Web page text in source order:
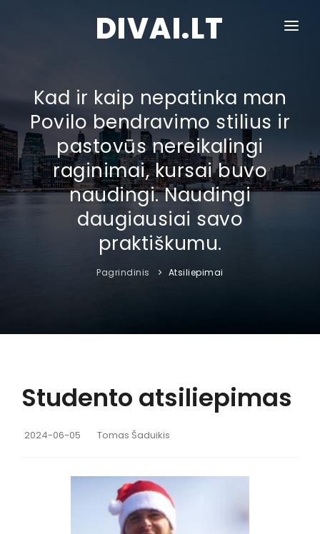
DIVAI.LT
ATSILIEPIMAI
TAISYKLĖS IR SĄLYGOS
RIZIKA
KONTAKTAI
Kad ir kaip nepatinka man
Povilo bendravimo stilius ir
pastovūs nereikalingi
raginimai, kursai buvo
naudingi. Naudingi
daugiausiai savo
praktiškumu.
Pagrindinis Atsiliepimai
Studento atsiliepimas
2024-06-05 Tomas Šaduikis